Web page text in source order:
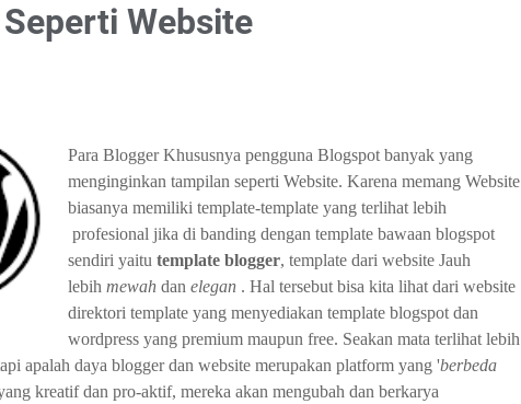
Website
Para Blogger Khususnya pengguna Blogspot banyak yang
menginginkan tampilan seperti Website. Karena memang Website
biasanya memiliki template-template yang terlihat lebih
profesional jika di banding dengan template bawaan blogspot
sendiri yaitu template blogger, template dari website Jauh
lebih mewah dan elegan . Hal tersebut bisa kita lihat dari website
direktori template yang menyediakan template blogspot dan
wordpress yang premium maupun free. Seakan mata terlihat lebih
apalah daya blogger dan website merupakan platform yang 'berbeda
kreatif dan pro-aktif, mereka akan mengubah dan berkarya